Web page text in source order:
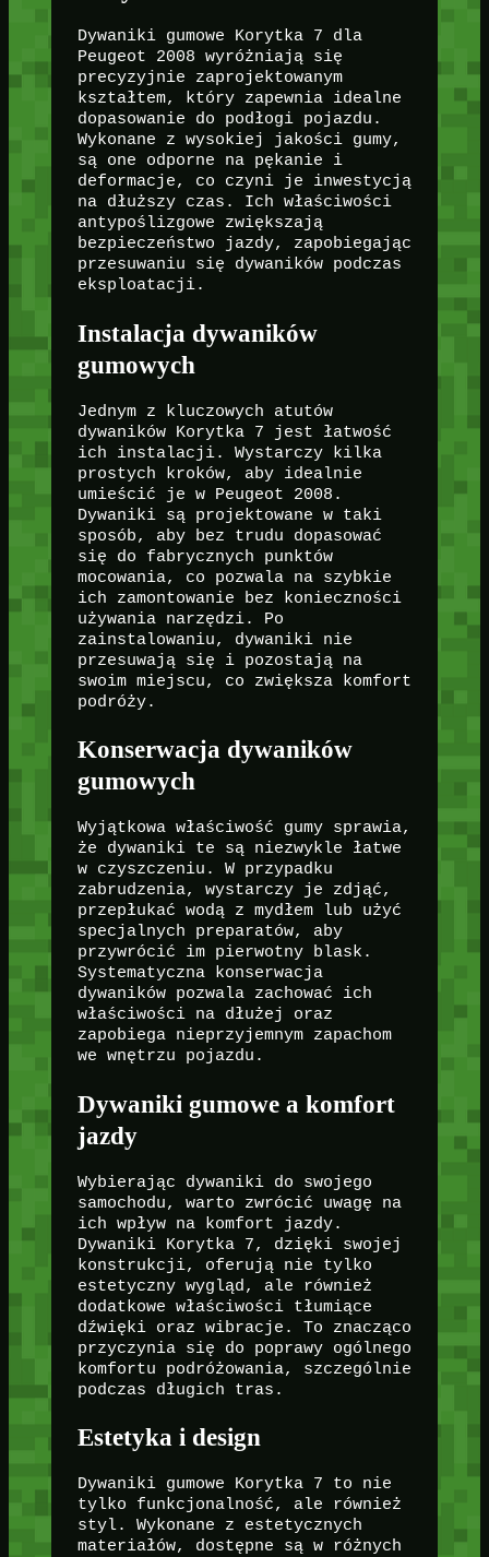
Dywaniki gumowe Korytka 7 dla
Peugeot 2008 wyróżniają się
precyzyjnie zaprojektowanym
kształtem, który zapewnia idealne
dopasowanie do podłogi pojazdu.
Wykonane z wysokiej jakości gumy,
są one odporne na pękanie i
deformacje, co czyni je inwestycją
na dłuższy czas. Ich właściwości
antypoślizgowe zwiększają
bezpieczeństwo jazdy, zapobiegając
przesuwaniu się dywaników podczas
eksploatacji.
Instalacja dywaników
gumowych
Jednym z kluczowych atutów
dywaników Korytka 7 jest łatwość
ich instalacji. Wystarczy kilka
prostych kroków, aby idealnie
umieścić je w Peugeot 2008.
Dywaniki są projektowane w taki
sposób, aby bez trudu dopasować
się do fabrycznych punktów
mocowania, co pozwala na szybkie
ich zamontowanie bez konieczności
używania narzędzi. Po
zainstalowaniu, dywaniki nie
przesuwają się i pozostają na
swoim miejscu, co zwiększa komfort
podróży.
Konserwacja dywaników
gumowych
Wyjątkowa właściwość gumy sprawia,
że dywaniki te są niezwykle łatwe
w czyszczeniu. W przypadku
zabrudzenia, wystarczy je zdjąć,
przepłukać wodą z mydłem lub użyć
specjalnych preparatów, aby
przywrócić im pierwotny blask.
Systematyczna konserwacja
dywaników pozwala zachować ich
właściwości na dłużej oraz
zapobiega nieprzyjemnym zapachom
we wnętrzu pojazdu.
Dywaniki gumowe a komfort
jazdy
Wybierając dywaniki do swojego
samochodu, warto zwrócić uwagę na
ich wpływ na komfort jazdy.
Dywaniki Korytka 7, dzięki swojej
konstrukcji, oferują nie tylko
estetyczny wygląd, ale również
dodatkowe właściwości tłumiące
dźwięki oraz wibracje. To znacząco
przyczynia się do poprawy ogólnego
komfortu podróżowania, szczególnie
podczas długich tras.
Estetyka i design
Dywaniki gumowe Korytka 7 to nie
tylko funkcjonalność, ale również
styl. Wykonane z estetycznych
materiałów, dostępne są w różnych